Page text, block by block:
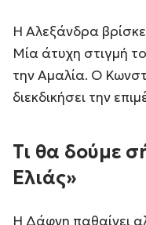
Η Αλεξάνδρα
Μία άτυχη στιγμή
την Αμαλία. Ο
διεκδικήσει την
Τι θα δούμε
Ελιάς»
Η Δάφνη παθαίνει